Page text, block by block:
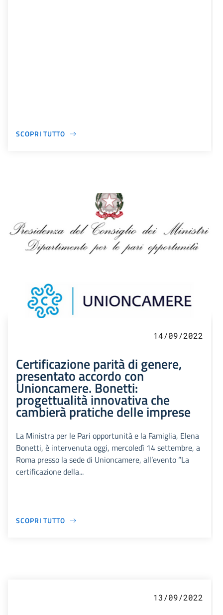
SCOPRI TUTTO
14/09/2022
Certificazione parità di genere,
presentato accordo con
Unioncamere. Bonetti:
progettualità innovativa che
cambierà pratiche delle imprese
La Ministra per le Pari opportunità e la Famiglia, Elena
Bonetti, è intervenuta oggi, mercoledì 14 settembre, a
Roma presso la sede di Unioncamere, all’evento “La
certificazione della...
SCOPRI TUTTO
13/09/2022